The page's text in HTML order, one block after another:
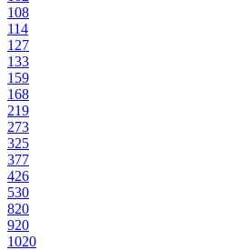
108
114
127
133
159
168
219
273
325
377
426
530
820
920
1020